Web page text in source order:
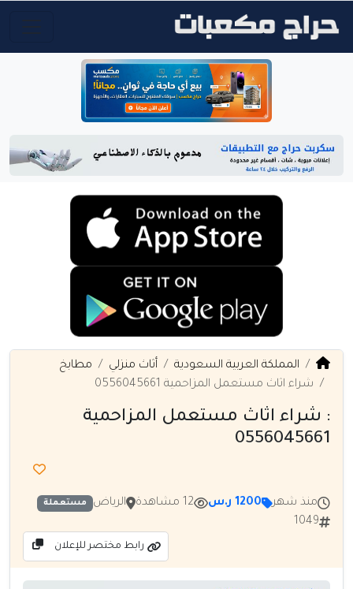
المملكة العربية السعودية أثاث منزلي
مطابخ
شراء اثاث مستعمل المزاحمية 0556045661
: شراء اثاث مستعمل المزاحمية
0556045661
منذ شهر 1200 ر.س 12 مشاهدة الرياض مستعملة
1049
رابط مختصر للإعلان